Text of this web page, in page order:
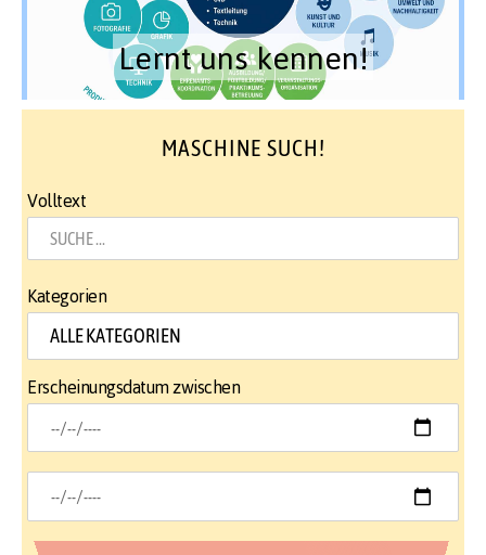
Lernt uns kennen!
MASCHINE SUCH!
Volltext
Kategorien
Erscheinungsdatum zwischen